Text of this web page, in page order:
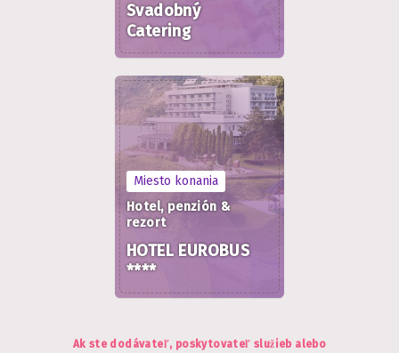
Svadobný
Catering
Miesto konania
Hotel, penzión &
rezort
HOTEL EUROBUS
****
Ak ste dodávateľ, poskytovateľ služieb alebo